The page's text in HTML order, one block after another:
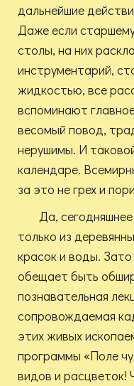
дальнейшие
Даже если
столы, на них
инструментарий,
жидкостью, все
вспоминают
весомый повод,
нерушимы. И
календаре.
за это не грех и
Да,
только из
красок и воды.
обещает быть
познавательная
сопровождаемая
этих живых
программы «Поле
видов и расцветок!